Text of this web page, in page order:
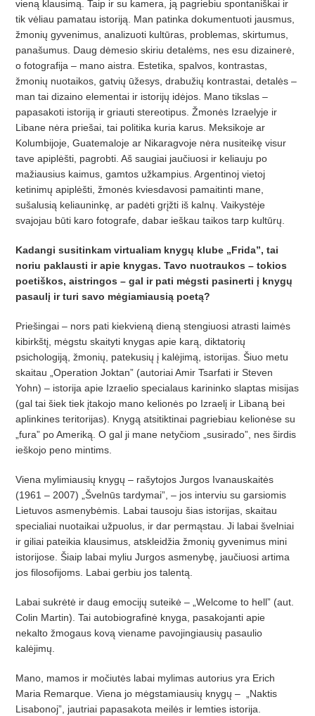
vieną klausimą. Taip ir su kamera, ją pagriebiu spontaniškai ir
tik vėliau pamatau istoriją. Man patinka dokumentuoti jausmus,
žmonių gyvenimus, analizuoti kultūras, problemas, skirtumus,
panašumus. Daug dėmesio skiriu detalėms, nes esu dizainerė,
o fotografija – mano aistra. Estetika, spalvos, kontrastas,
žmonių nuotaikos, gatvių ūžesys, drabužių kontrastai, detalės –
man tai dizaino elementai ir istorijų idėjos. Mano tikslas –
papasakoti istoriją ir griauti stereotipus. Žmonės Izraelyje ir
Libane nėra priešai, tai politika kuria karus. Meksikoje ar
Kolumbijoje, Guatemaloje ar Nikaragvoje nėra nusiteikę visur
tave apiplėšti, pagrobti. Aš saugiai jaučiuosi ir keliauju po
mažiausius kaimus, gamtos užkampius. Argentinoj vietoj
ketinimų apiplėšti, žmonės kviesdavosi pamaitinti mane,
sušalusią keliauninkę, ar padėti grįžti iš kalnų. Vaikystėje
svajojau būti karo fotografe, dabar ieškau taikos tarp kultūrų.
Kadangi susitinkam virtualiam knygų klube „Frida”, tai
noriu paklausti ir apie knygas. Tavo nuotraukos – tokios
poetiškos, aistringos – gal ir pati mėgsti pasinerti į knygų
pasaulį ir turi savo mėgiamiausią poetą?
Priešingai – nors pati kiekvieną dieną stengiuosi atrasti laimės
kibirkštį, mėgstu skaityti knygas apie karą, diktatorių
psichologiją, žmonių, patekusių į kalėjimą, istorijas. Šiuo metu
skaitau „Operation Joktan” (autoriai Amir Tsarfati ir Steven
Yohn) – istorija apie Izraelio specialaus karininko slaptas misijas
(gal tai šiek tiek įtakojo mano kelionės po Izraelį ir Libaną bei
aplinkines teritorijas). Knygą atsitiktinai pagriebiau kelionėse su
„fura” po Ameriką. O gal ji mane netyčiom „susirado”, nes širdis
ieškojo peno mintims.
Viena mylimiausių knygų – rašytojos Jurgos Ivanauskaitės
(1961 – 2007) „Švelnūs tardymai”, – jos interviu su garsiomis
Lietuvos asmenybėmis. Labai tausoju šias istorijas, skaitau
specialiai nuotaikai užpuolus, ir dar permąstau. Ji labai švelniai
ir giliai pateikia klausimus, atskleidžia žmonių gyvenimus mini
istorijose. Šiaip labai myliu Jurgos asmenybę, jaučiuosi artima
jos filosofijoms. Labai gerbiu jos talentą.
Labai sukrėtė ir daug emocijų suteikė – „Welcome to hell” (aut.
Colin Martin). Tai autobiografinė knyga, pasakojanti apie
nekalto žmogaus kovą viename pavojingiausių pasaulio
kalėjimų.
Mano, mamos ir močiutės labai mylimas autorius yra Erich
Maria Remarque. Viena jo mėgstamiausių knygų – „Naktis
Lisabonoj”, jautriai papasakota meilės ir lemties istorija.